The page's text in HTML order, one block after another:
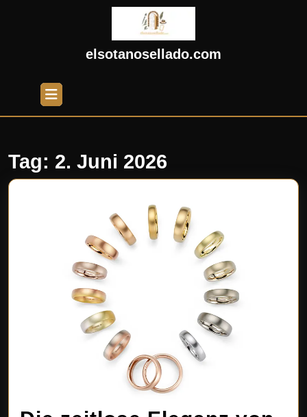
elsotanosellado.com
Open
Button
Tag: 2. Juni 2026